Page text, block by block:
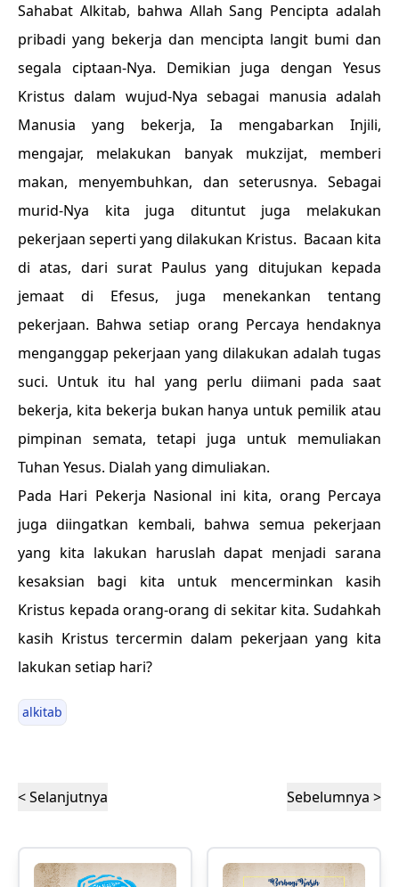
Sahabat Alkitab, bahwa Allah Sang Pencipta adalah
pribadi yang bekerja dan mencipta langit bumi dan
segala ciptaan-Nya. Demikian juga dengan Yesus
Kristus dalam wujud-Nya sebagai manusia adalah
Manusia yang bekerja, Ia mengabarkan Injili,
mengajar, melakukan banyak mukzijat, memberi
makan, menyembuhkan, dan seterusnya. Sebagai
murid-Nya kita juga dituntut juga melakukan
pekerjaan seperti yang dilakukan Kristus. Bacaan kita
di atas, dari surat Paulus yang ditujukan kepada
jemaat di Efesus, juga menekankan tentang
pekerjaan. Bahwa setiap orang Percaya hendaknya
menganggap pekerjaan yang dilakukan adalah tugas
suci. Untuk itu hal yang perlu diimani pada saat
bekerja, kita bekerja bukan hanya untuk pemilik atau
pimpinan semata, tetapi juga untuk memuliakan
Tuhan Yesus. Dialah yang dimuliakan.
Pada Hari Pekerja Nasional ini kita, orang Percaya
juga diingatkan kembali, bahwa semua pekerjaan
yang kita lakukan haruslah dapat menjadi sarana
kesaksian bagi kita untuk mencerminkan kasih
Kristus kepada orang-orang di sekitar kita. Sudahkah
kasih Kristus tercermin dalam pekerjaan yang kita
lakukan setiap hari?
alkitab
< Selanjutnya Sebelumnya >